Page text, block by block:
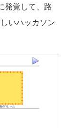
発覚して、路
いハッカソン